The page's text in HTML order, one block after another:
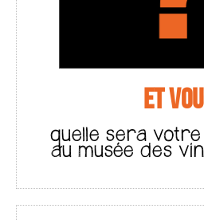
ET
quelle sera
au musée des